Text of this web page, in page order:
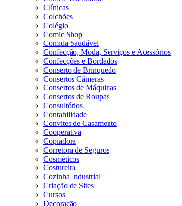
Clínicas
Colchões
Colégio
Comic Shop
Comida Saudável
Confecção, Moda, Serviços e Acessórios
Confecções e Bordados
Conserto de Brinquedo
Consertos Câmeras
Consertos de Máquinas
Consertos de Roupas
Consultórios
Contabilidade
Convites de Casamento
Cooperativa
Copiadora
Corretora de Seguros
Cosméticos
Costureira
Cozinha Industrial
Criação de Sites
Cursos
Decoração